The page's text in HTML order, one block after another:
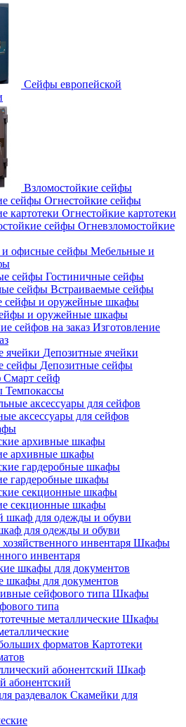
Сейфы европейской
Взломостойкие сейфы
Огнестойкие сейфы
Огнестойкие картотеки
Огневзломостойкие
Мебельные и
Гостиничные сейфы
Встраиваемые сейфы
и оружейные шкафы
Изготовление
Депозитные ячейки
Депозитные сейфы
Смарт сейф
Темпокассы
аксессуары для сейфов
архивные шкафы
гардеробные шкафы
секционные шкафы
для одежды и обуви
Шкафы
инвентаря
шкафы для документов
Шкафы
типа
Шкафы
Картотеки
Шкаф
абонентский
Скамейки для